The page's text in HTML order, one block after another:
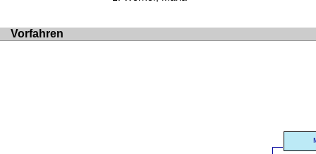
Vorfahren